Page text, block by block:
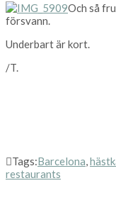
Och så
försvann.
Underbart är kort.
/T.
Tags:Barcelona,
restaurants